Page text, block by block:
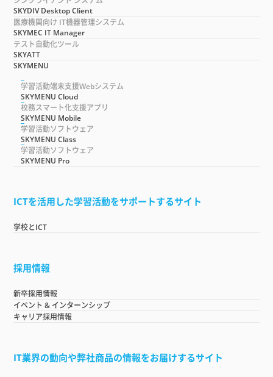
SKYDIV Desktop Client
医療機関向け IT機器管理システム
SKYMEC IT Manager
テスト自動化ツール
SKYATT
SKYMENU
学習活動端末支援Webシステム
SKYMENU Cloud
校務スマート化支援アプリ
SKYMENU Mobile
学習活動ソフトウェア
SKYMENU Class
学習活動ソフトウェア
SKYMENU Pro
ICTを活用した学習活動をサポートするサイト
学校とICT
採用情報
新卒採用情報
イベント & インターンシップ
キャリア採用情報
IT業界の動向や弊社商品の情報をお届けするサイト